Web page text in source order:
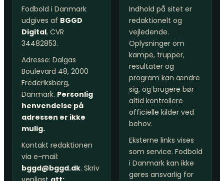
Fodbold i Danmark
udgives af BGGD
Digital, CVR
34482853.
Adresse: Dalgas
Boulevard 48, 2000
Frederiksberg,
Danmark. Personlig
henvendelse på
adressen er ikke
mulig.
Kontakt redaktionen
via e-mail:
bggd@bggd.dk. Skriv
Indhold på sitet er
redaktionelt og
vejledende.
Oplysninger om
kampe, trupper,
resultater og
program kan ændre
sig, og brugere bør
altid kontrollere
officielle kilder ved
behov.
Eksterne links vises
som service. Fodbold
i Danmark kan ikke
gøres ansvarlig for